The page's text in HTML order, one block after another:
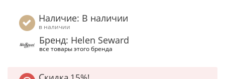
Наличие: В наличии
в наличии
Бренд: Helen Seward
все товары этого бренда